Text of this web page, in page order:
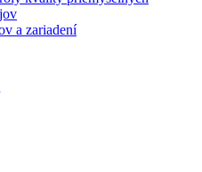
a zariadení